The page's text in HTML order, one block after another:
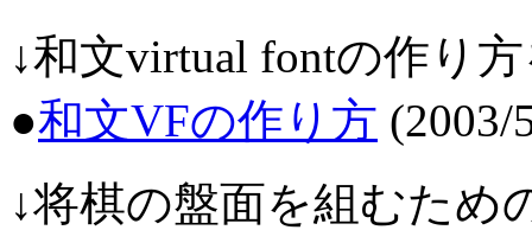
↓和文virtual fontの作り
●和文VFの作り方 (2003/
↓将棋の盤面を組むため